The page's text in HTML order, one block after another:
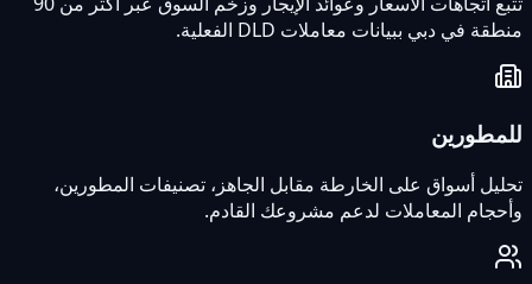
منطقة في دبي ببيانات معاملات DLD الفعلية.
للمطورين
تحليل أسواق على الخارطة مقابل الجاهز، تصنيفات المطورين،
وأحجام المعاملات لدعم مشروعك القادم.